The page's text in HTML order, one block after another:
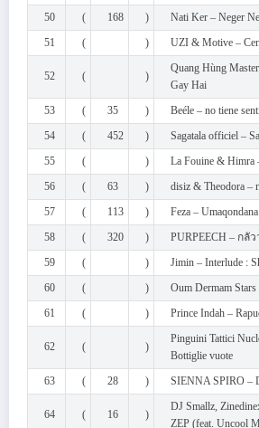
50
( 168 )
Nati Ker – Neger
51
( ) UZI & Motive –
52 ( )
Quang Hùng
Gay Hai
53
( 35 )
Beéle – no tiene
54
( 452 )
Sagatala officiel –
55
( )
La Fouine & Himra
56
( 63 )
disiz & Theodora –
57
( 113 )
Feza – Umaqondana
58
( 320 )
PURPEECH – กลั
59
( )
Jimin – Interlude :
60
( )
Oum Dermam
61
( ) Prince Indah –
62 ( )
Pinguini Tattici
Bottiglie vuote
63
( 28 ) SIENNA SPIRO –
64 ( 16 )
DJ Smallz,
ZEP (feat. Uncool